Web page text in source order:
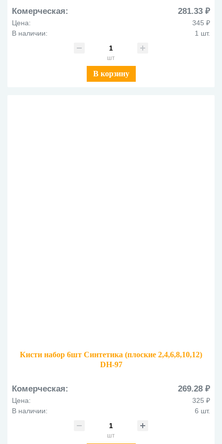
Комерческая: 281.33 ₽
Цена:
345 ₽
В наличии:
1 шт.
шт
В корзину
Кисти набор 6шт Синтетика (плоские 2,4,6,8,10,12)
DH-97
Комерческая: 269.28 ₽
Цена:
325 ₽
В наличии:
6 шт.
шт